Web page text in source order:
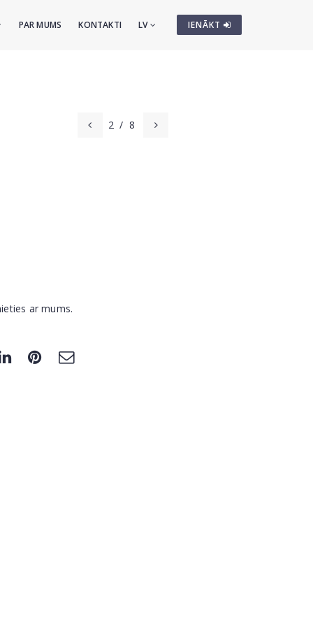
IENĀKT
PAR MUMS KONTAKTI LV
2 / 8
ar mums.